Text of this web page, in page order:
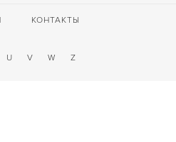
КОНТАКТЫ
U V W Z